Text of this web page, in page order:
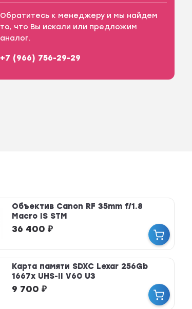
Обратитесь к менеджеру и мы найдем
то, что Вы искали или предложим
аналог.
+7 (966) 756-29-29
Объектив Canon RF 35mm f/1.8
Macro IS STM
36 400 ₽
Карта памяти SDXC Lexar 256Gb
1667x UHS-II V60 U3
9 700 ₽